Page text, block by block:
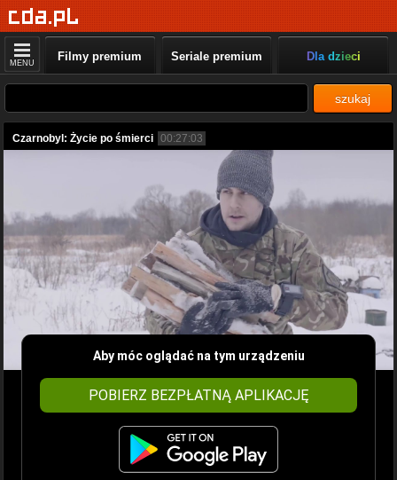
MENU Filmy premium Seriale premium Dla dzieci
szukaj
Czarnobyl: Życie po śmierci 00:27:03
Aby móc oglądać na tym urządzeniu
POBIERZ BEZPŁATNĄ APLIKACJĘ